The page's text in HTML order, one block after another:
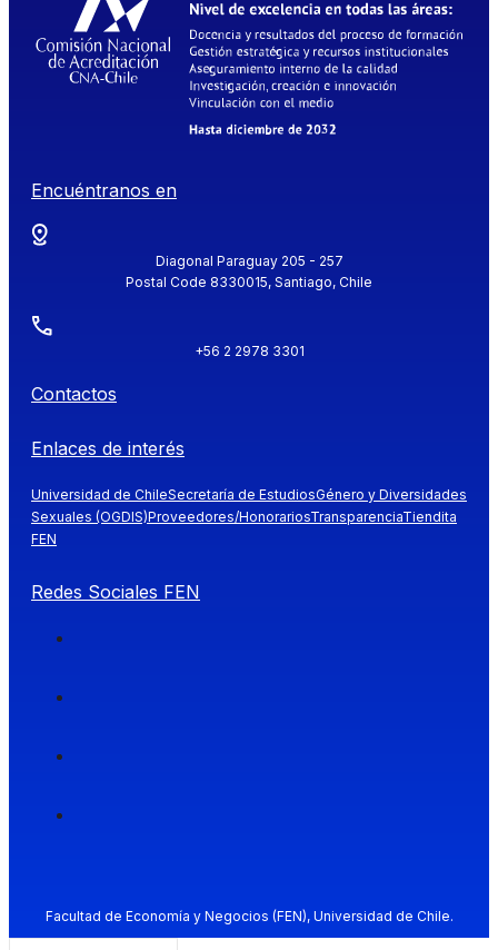
Encuéntranos en
Diagonal Paraguay 205 - 257
Postal Code 8330015, Santiago, Chile
+56 2 2978 3301
Contactos
Enlaces de interés
Universidad de ChileSecretaría de EstudiosGénero y Diversidades
Sexuales (OGDIS)Proveedores/HonorariosTransparenciaTiendita
FEN
Redes Sociales FEN
Facultad de Economía y Negocios (FEN), Universidad de Chile.